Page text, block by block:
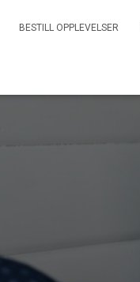
BESTILL OPPLEVELSER